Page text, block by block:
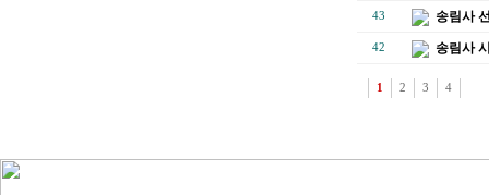
43 송림사
42 송림사
1 2 3 4